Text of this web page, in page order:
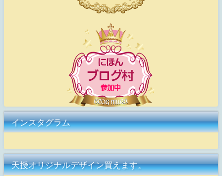
インスタグラム
天授オリジナルデザイン買えます。